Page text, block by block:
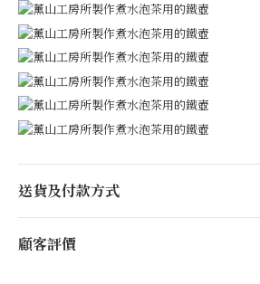
送貨及付款方式
顧客評價